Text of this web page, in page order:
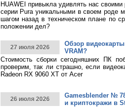
HUAWEI привыкла удивлять нас
серии Pura уникальными в своем роде
шагом назад в техническом плане по
положении дел?
27 июля 2026
Обзор видеокарты
VRAM?
Стоимость сборки сегодняшних ПК
проверим, так ли страшно, если
Radeon RX 9060 XT от Acer
26 июля 2026
Gamesblender №
и криптокражи в